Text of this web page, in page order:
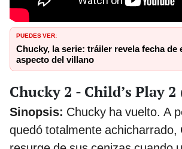
PUEDES VER:
Chucky, la serie: tráiler revela fecha de
aspecto del villano
Chucky 2 - Child’s Play 2
Sinopsis: Chucky ha vuelto. A
quedó totalmente achicharrado,